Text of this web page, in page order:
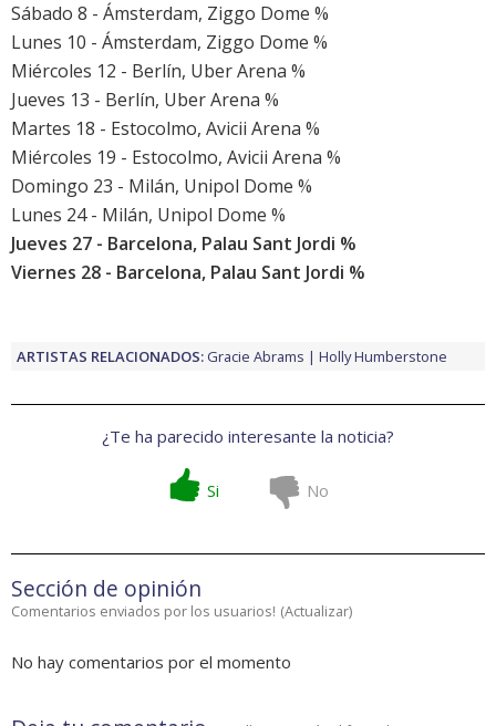
Sábado 8 - Ámsterdam, Ziggo Dome %
Lunes 10 - Ámsterdam, Ziggo Dome %
Miércoles 12 - Berlín, Uber Arena %
Jueves 13 - Berlín, Uber Arena %
Martes 18 - Estocolmo, Avicii Arena %
Miércoles 19 - Estocolmo, Avicii Arena %
Domingo 23 - Milán, Unipol Dome %
Lunes 24 - Milán, Unipol Dome %
Jueves 27 - Barcelona, Palau Sant Jordi %
Viernes 28 - Barcelona, Palau Sant Jordi %
ARTISTAS RELACIONADOS: Gracie Abrams Holly Humberstone
¿Te ha parecido interesante la noticia?
Si No
Sección de opinión
Comentarios enviados por los usuarios! (Actualizar)
No hay comentarios por el momento